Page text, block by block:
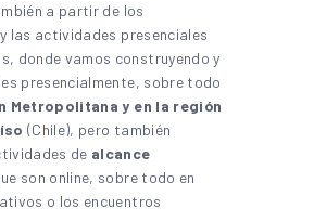
a partir de los
las actividades presenciales
donde vamos construyendo y
presencialmente, sobre todo
Metropolitana y en la región
(Chile), pero también
de alcance
son online, sobre todo en
o los encuentros